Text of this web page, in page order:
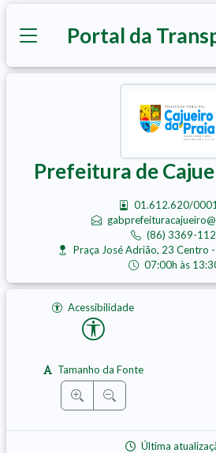
Portal da
Prefeitura de
01.612.620/
(86) 3369-
Praça José Adrião, 23 Centro
07:00h às
Acessibilidade
Tamanho da Fonte
Última